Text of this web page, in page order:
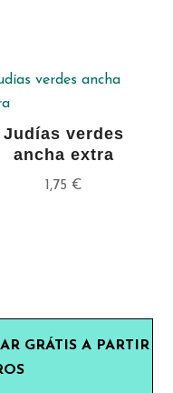
Judías verdes
ancha extra
1,75€
GRÁTIS A PARTIR